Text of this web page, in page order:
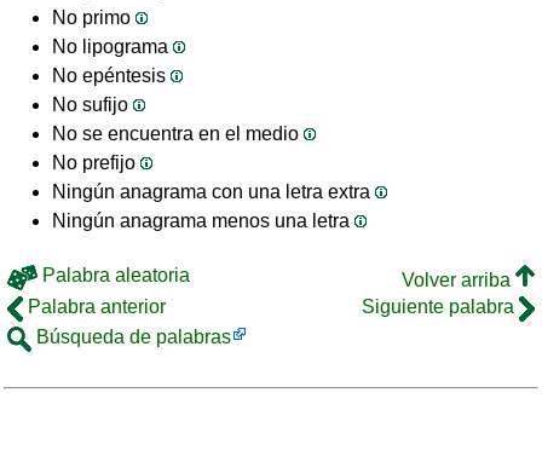
No primo
No lipograma
No epéntesis
No sufijo
No se encuentra en el medio
No prefijo
Ningún anagrama con una letra extra
Ningún anagrama menos una letra
Palabra aleatoria
Volver arriba
Palabra anterior
Siguiente palabra
Búsqueda de palabras